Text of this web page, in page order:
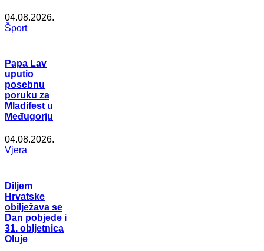
04.08.2026.
Šport
Papa Lav
uputio
posebnu
poruku za
Mladifest u
Međugorju
04.08.2026.
Vjera
Diljem
Hrvatske
obilježava se
Dan pobjede i
31. obljetnica
Oluje